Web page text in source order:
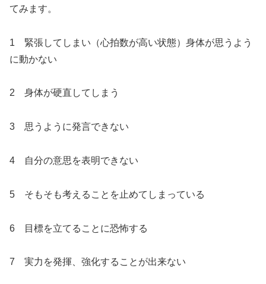
てみます。
1 緊張してしまい（心拍数が高い状態）身体が思うよう
に動かない
2 身体が硬直してしまう
3 思うように発言できない
4 自分の意思を表明できない
5 そもそも考えることを止めてしまっている
6 目標を立てることに恐怖する
7 実力を発揮、強化することが出来ない